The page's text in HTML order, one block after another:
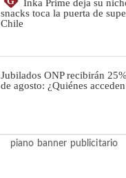
Inka Prime deja su
snacks toca la puerta de
Chile
Jubilados ONP recibirán
de agosto: ¿Quiénes